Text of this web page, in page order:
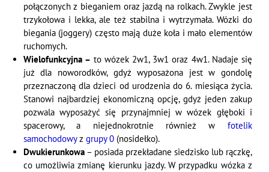
połączonych z bieganiem oraz jazdą na rolkach. Zwykle jest
trzykołowa i lekka, ale też stabilna i wytrzymała. Wózki do
biegania (joggery) często mają duże koła i mało elementów
ruchomych.
Wielofunkcyjna – to wózek 2w1, 3w1 oraz 4w1. Nadaje się
już dla noworodków, gdyż wyposażona jest w gondolę
przeznaczoną dla dzieci od urodzenia do 6. miesiąca życia.
Stanowi najbardziej ekonomiczną opcję, gdyż jeden zakup
pozwala wyposażyć się przynajmniej w wózek głęboki i
spacerowy, a niejednokrotnie również w fotelik
samochodowyz grupy 0(nosidełko).
Dwukierunkowa– posiada przekładane siedzisko lub rączkę,
co umożliwia zmianę kierunku jazdy. W przypadku wózka z